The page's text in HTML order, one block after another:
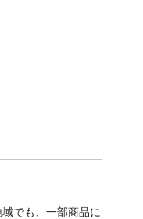
でも、一部商品に